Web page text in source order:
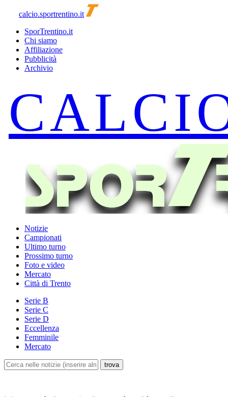
calcio.sportrentino.it
SporTrentino.it
Chi siamo
Affiliazione
Pubblicità
Archivio
Notizie
Campionati
Ultimo turno
Prossimo turno
Foto e video
Mercato
Città di Trento
Serie B
Serie C
Serie D
Eccellenza
Femminile
Mercato